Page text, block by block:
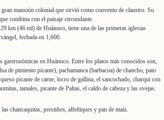
gran mansión colonial que sirvió como convento de claustro. Su
combina con el paisaje circundante.
km (46 ml) de Huánuco, tiene una de las primeras iglesias
fechada en 1,600.
gastronómicas en Huánuco. Entre los platos más conocidos son,
de pimiento picante), pachamanca (barbacoa) de chancho, pato
picante de carne, locro de gallina, el sancochado, charqui con
tamales, picante de Paltas, el caldo de cabeza y las ovejas.
chancaquitas, prestiños, alfeñiques y pan de maíz.